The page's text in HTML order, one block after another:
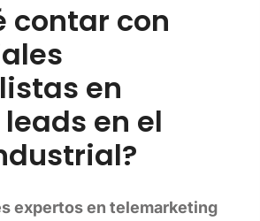
contar con
en
en el
expertos en telemarketing